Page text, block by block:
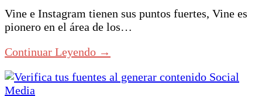
Vine e Instagram tienen sus puntos fuertes, Vine es
pionero en el área de los…
Continuar Leyendo →